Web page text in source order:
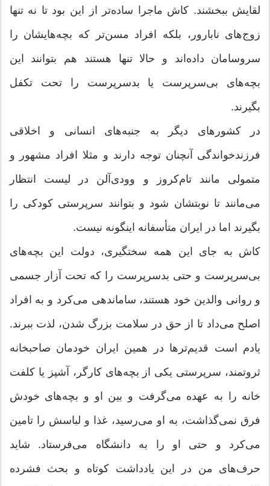
لقایش ببخشند. کاش ماجرا ساده‌تر از این بود تا نه تنها
زوج‌های نابارور، بلکه افراد مسن‌تر که بچه‌هایشان را
سروسامان داده‌اند و حالا تنها هستند هم بتوانند این
بچه‌های بی‌سرپرست یا بدسرپرست را تحت تکفل
بگیرند.
در کشورهای دیگر به جنبه‌های انسانی و اخلاقی
فرزندخواندگی آنچنان توجه دارند و مثلا افراد مشهور و
متمولی مانند تام‌کروز و وودی‌آلن در لیست انتظار
می‌مانند تا نوبتشان شود و بتوانند سرپرستی کودکی را
بگیرند اما در ایران متأسفانه اینگونه نیست.
کاش به جای این همه سختگیری، دولت این بچه‌های
بی‌سرپرست و حتی بدسرپرست را که تحت آزار جسمی
و روانی والدین خود هستند، ساماندهی می‌کرد و به افراد
اصلح می‌داد تا از حق در سلامت بزرگ شدن، لذت ببرند.
یادم است قدیم‌ترها در همین ایران خودمان صاحبخانه
ثروتمند، سرپرستی یکی از بچه‌های کارگر، آشپز یا کلفت‌
خانه را به عهده می‌گرفت و بین او و بچه‌های خودش
فرق نمی‌گذاشت، به او می‌رسید، غذا و لباسش را تامین
می‌کرد و حتی او را به دانشگاه می‌فرستاد. شاید
حرف‌های من در این یادداشت کوتاه و بحث فشرده